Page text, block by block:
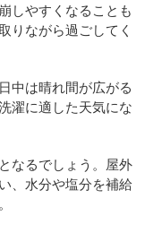
しやすくなることも
りながら過ごしてく
中は晴れ間が広がる
濯に適した天気にな
なるでしょう。屋外
、水分や塩分を補給